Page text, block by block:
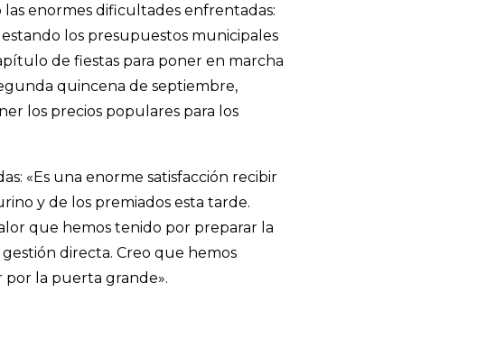
las enormes dificultades enfrentadas:
los presupuestos municipales
de fiestas para poner en marcha
quincena de septiembre,
los precios populares para los
«Es una enorme satisfacción recibir
y de los premiados esta tarde.
que hemos tenido por preparar la
directa. Creo que hemos
por la puerta grande».